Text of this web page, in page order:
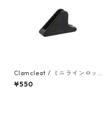
Clamcleat / ミニラインロッ
クBlack（８個入り）
¥550